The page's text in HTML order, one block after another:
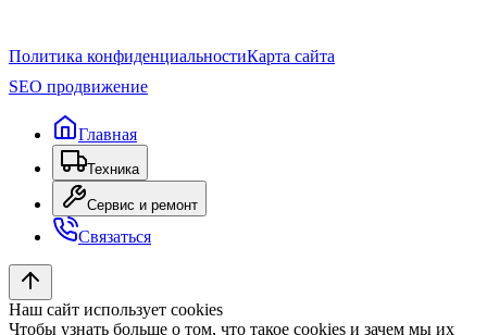
+375 44 532-21-55
info@tsb.by
Пн–Пт: 08:30–17:30
Политика конфиденциальностиКарта сайта
SEO продвижение
Главная
Техника
Сервис и ремонт
Связаться
Наш сайт использует cookies
Чтобы узнать больше о том, что такое cookies и зачем мы их